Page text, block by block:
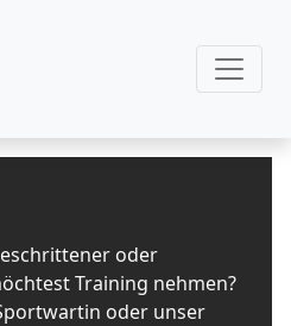
oder
Training nehmen?
oder unser